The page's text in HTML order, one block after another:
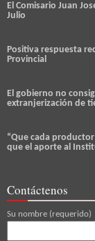
El Comisario Juan
Julio
Positiva respuesta
Provincial
El gobierno no
extranjerización de
“Que cada
que el aporte al
Contáctenos
Su nombre (requerido)